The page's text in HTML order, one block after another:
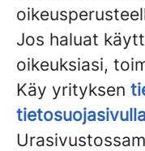
Jos haluat
oikeuksiasi,
Käy yrityksen